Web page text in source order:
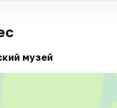
музей